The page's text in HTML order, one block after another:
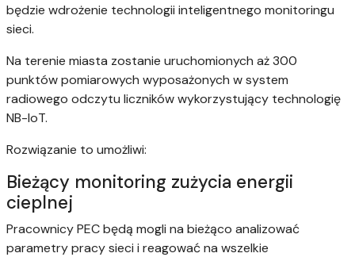
będzie wdrożenie technologii inteligentnego monitoringu
sieci.
Na terenie miasta zostanie uruchomionych aż 300
punktów pomiarowych wyposażonych w system
radiowego odczytu liczników wykorzystujący technologię
NB-IoT.
Rozwiązanie to umożliwi:
Bieżący monitoring zużycia energii
cieplnej
Pracownicy PEC będą mogli na bieżąco analizować
parametry pracy sieci i reagować na wszelkie